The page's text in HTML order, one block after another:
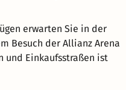
erwarten Sie in der
Besuch der Allianz Arena
und Einkaufsstraßen ist